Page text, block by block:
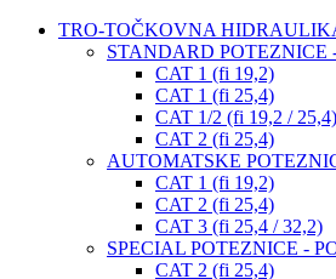
TRO-TOČKOVNA
STANDARD POTEZNICE
CAT 1 (fi 19,2)
CAT 1 (fi 25,4)
CAT 1/2 (fi 19,2 / 25,4)
CAT 2 (fi 25,4)
AUTOMATSKE
CAT 1 (fi 19,2)
CAT 2 (fi 25,4)
CAT 3 (fi 25,4 / 32,2)
SPECIAL POTEZNICE -
CAT 2 (fi 25,4)